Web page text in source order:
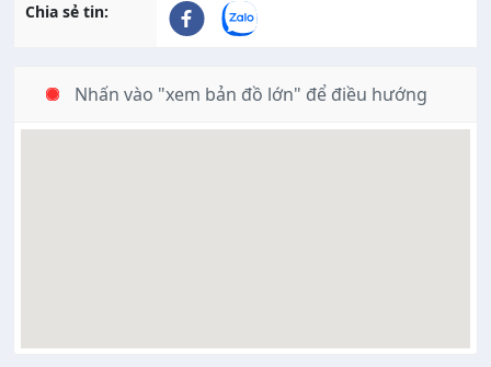
Chia sẻ tin:
Nhấn vào "xem bản đồ lớn" để điều hướng